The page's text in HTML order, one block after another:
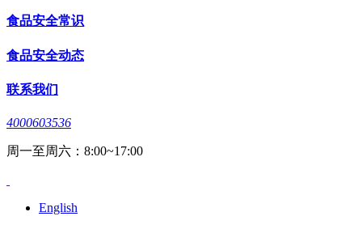
食品安全常识
食品安全动态
联系我们
4000603536
周一至周六：8:00~17:00
English